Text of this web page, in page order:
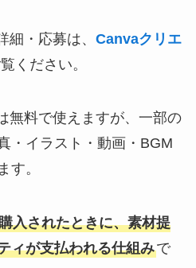
細・応募は、 Canvaクリエ
ください。
無料で使えますが、一部の
・イラスト・動画・BGM
す。
入されたときに、素材提
ィが支払われる仕組みで